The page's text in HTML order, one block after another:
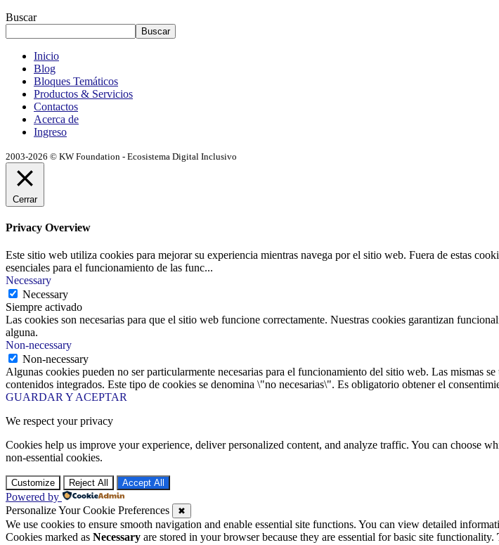
Buscar
Buscar
Inicio
Blog
Bloques Temáticos
Productos & Servicios
Contactos
Acerca de
Ingreso
2003-2026 © KW Foundation - Ecosistema Digital Inclusivo
Cerrar
Privacy Overview
Este sitio web utiliza cookies para mejorar su experiencia mientras navega por el sitio web. Fuera de estas
esenciales para el funcionamiento de las func...
Necessary
Necessary
Siempre activado
Las cookies son necesarias para que el sitio web funcione correctamente. Nuestras cookies garantizan
alguna.
Non-necessary
Non-necessary
Algunas cookies pueden no ser particularmente necesarias para el funcionamiento del sitio web. Las mismas
contenidos integrados. Este tipo de cookies se denomina \"no necesarias\". Es obligatorio obtener el
GUARDAR Y ACEPTAR
We respect your privacy
Cookies help us improve your experience, deliver personalized content, and analyze traffic. You can choose
non-essential cookies.
Customize Reject All Accept All
Powered by
Personalize Your Cookie Preferences
✖
We use cookies to ensure smooth navigation and enable essential site functions. You can view detailed
Cookies marked as Necessary are stored in your browser because they are essential for basic site functionality.